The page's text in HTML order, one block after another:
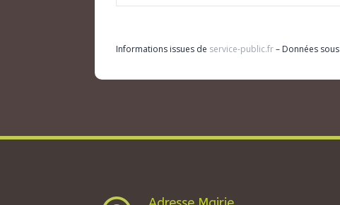
Informations issues de service-public.fr– Données sous